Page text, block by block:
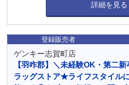
詳細を見る
登録販売者
ゲンキー志賀町店
【羽咋郡】＼未経験OK・第二
ラッグストア★ライフスタイル